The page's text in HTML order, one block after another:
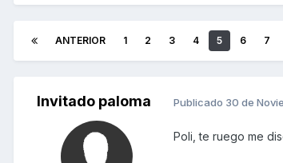
ANTERIOR 1 2 3 4 5 6 7
Invitado paloma Publicado 30 de
Poli, te ruego me